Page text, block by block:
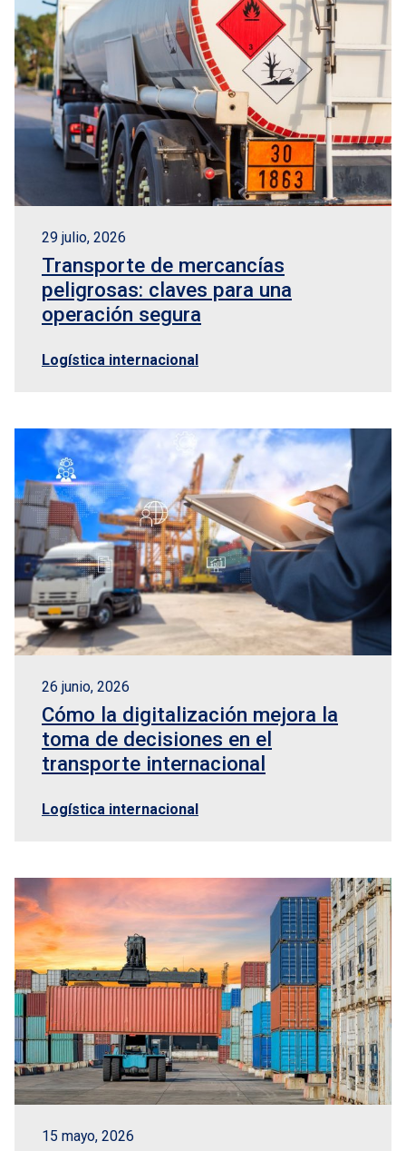
29 julio, 2026
Transporte de mercancías
peligrosas: claves para una
operación segura
Logística internacional
26 junio, 2026
Cómo la digitalización mejora la
toma de decisiones en el
transporte internacional
Logística internacional
15 mayo, 2026